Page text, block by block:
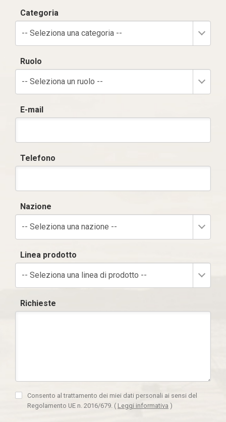
Categoria
-- Seleziona una categoria --
Ruolo
-- Seleziona un ruolo --
E-mail
Telefono
Nazione
-- Seleziona una nazione --
Linea prodotto
-- Seleziona una linea di prodotto --
Richieste
Consento al trattamento dei miei dati personali ai sensi del
Regolamento UE n. 2016/679. ( Leggi informativa )